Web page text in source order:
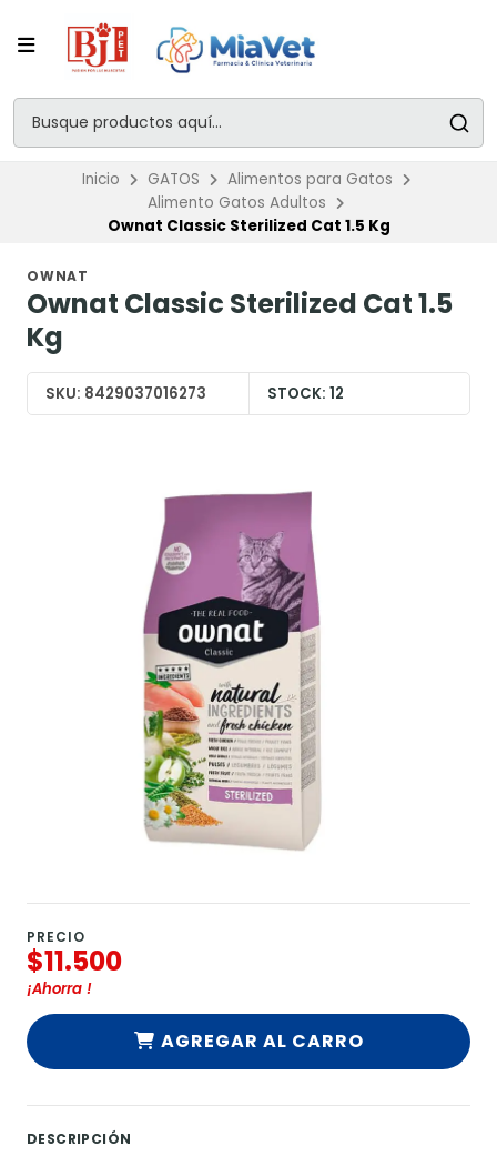
Inicio GATOS
Alimentos para Gatos
Alimento Gatos Adultos
Ownat Classic Sterilized Cat 1.5 Kg
OWNAT
Ownat Classic Sterilized Cat 1.5
Kg
SKU: 8429037016273 STOCK: 12
PRECIO
$11.500
¡Ahorra !
AGREGAR AL CARRO
DESCRIPCIÓN